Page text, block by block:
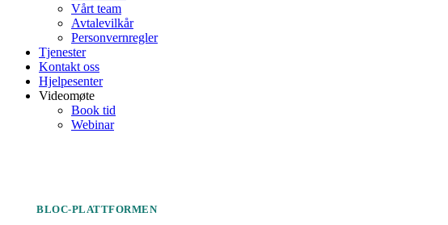
Vårt team
Avtalevilkår
Personvernregler
Tjenester
Kontakt oss
Hjelpesenter
Videomøte
Book tid
Webinar
BLOC-PLATTFORMEN